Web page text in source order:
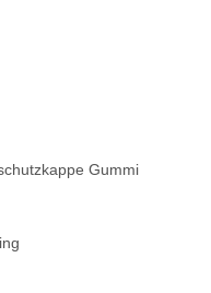
Gummi